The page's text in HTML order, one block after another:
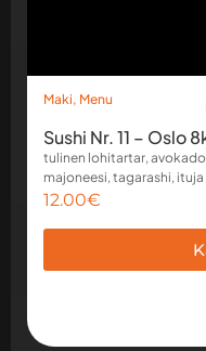
Maki, Menu
Sushi Nr. 11 – Oslo
tulinen lohitartar,
majoneesi, tagarashi, ituja
12.00€